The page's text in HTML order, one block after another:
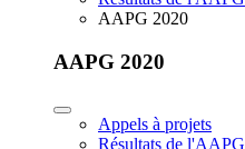
AAPG 2020
AAPG 2020
Appels à projets
Résultats de l'AAPG